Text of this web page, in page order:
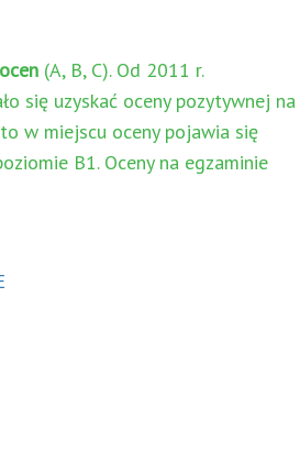
(A, B, C). Od 2011 r.
się uzyskać oceny pozytywnej na
w miejscu oceny pojawia się
B1. Oceny na egzaminie